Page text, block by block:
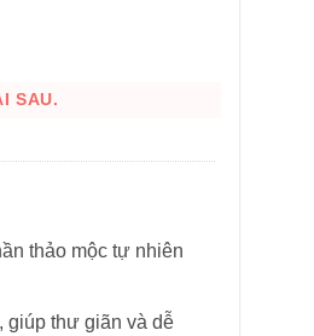
SAU.
thảo mộc tự nhiên
giúp thư giãn và dễ